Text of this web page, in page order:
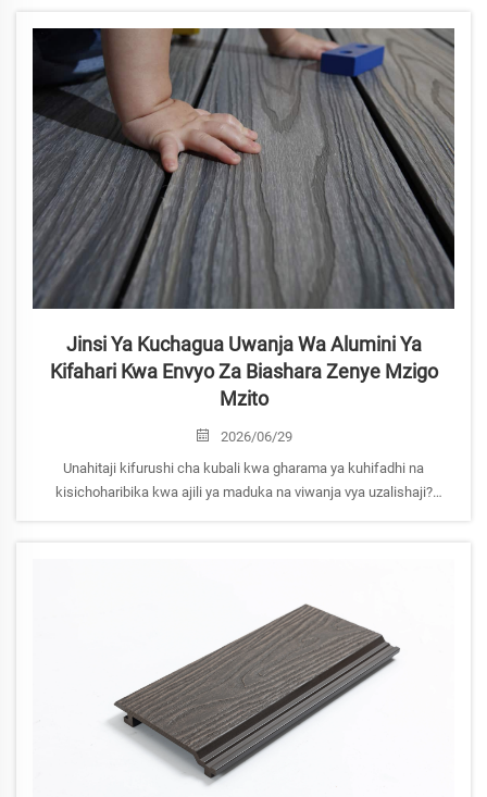
mfupa wa WPC zinazopatikana kwenye stok zinapatikana kwa
punguzo la kilele...
Jinsi Ya Kuchagua Uwanja Wa Alumini Ya
Kifahari Kwa Envyo Za Biashara Zenye Mzigo
Mzito
2026/06/29
Unahitaji kifurushi cha kubali kwa gharama ya kuhifadhi na
kisichoharibika kwa ajili ya maduka na viwanja vya uzalishaji?